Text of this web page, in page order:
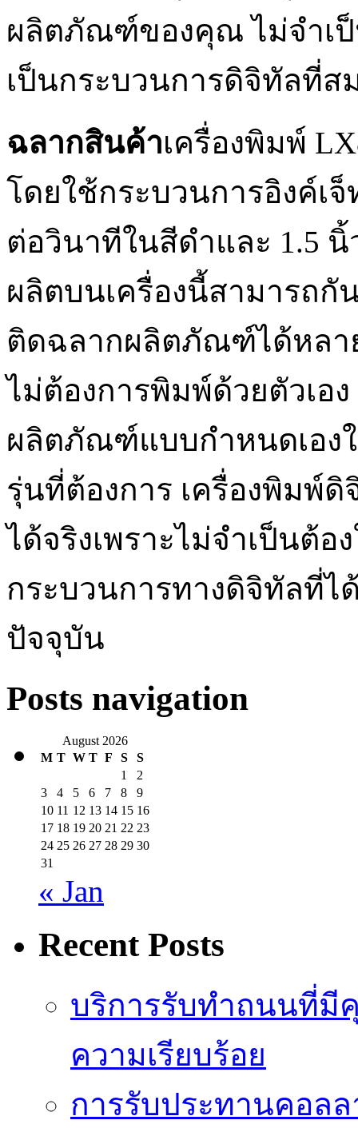
ผลิตภัณฑ์ของคุณ ไม่จำเ
เป็นกระบวนการดิจิทัลที่
ฉลากสินค้าเครื่องพิมพ์
โดยใช้กระบวนการอิงค์เ
ต่อวินาทีในสีดำและ 1.5
ผลิตบนเครื่องนี้สามารถกั
ติดฉลากผลิตภัณฑ์ได้หลา
ไม่ต้องการพิมพ์ด้วยตัวเอ
ผลิตภัณฑ์แบบกำหนดเอง
รุ่นที่ต้องการ เครื่องพิมพ์
ได้จริงเพราะไม่จำเป็นต้
กระบวนการทางดิจิทัลที่
ปัจจุบัน
Posts navigation
August 2026
M T W T F S
S
1
2
3
4 5 6 7 8
9
10 11 12 13 14 15 16
17 18 19 20 21 22 23
24 25 26 27 28 29 30
31
« Jan
Recent Posts
บริการรับทำถนนที่
ความเรียบร้อย
การรับประทานคอลล